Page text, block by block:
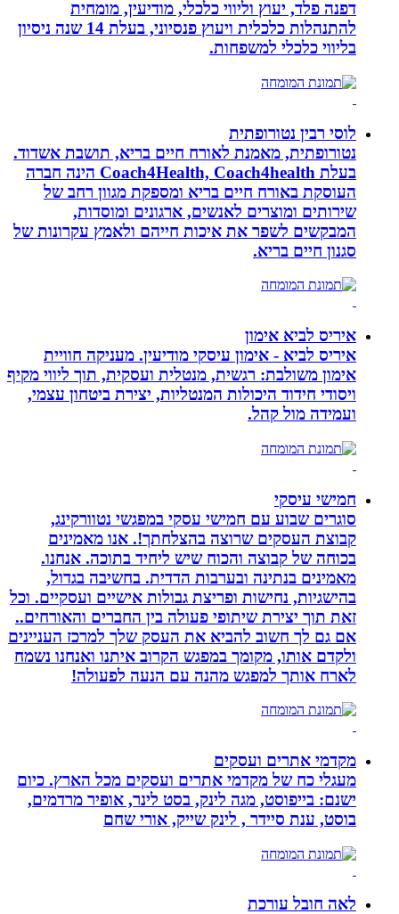
דפנה פלד, יעוץ וליווי כלכלי, מודיעין, מומחית
להתנהלות כלכלית ויעוץ פנסיוני, בעלת 14 שנה ניסיון
בליווי כלכלי למשפחות.
לוסי רבין נטורופתית
נטורופתית, מאמנת לאורח חיים בריא, תושבת אשדוד.
בעלת Coach4Health, Coach4health הינה חברה
העוסקת באורח חיים בריא ומספקת מגוון רחב של
שירותים ומוצרים לאנשים, ארגונים ומוסדות,
המבקשים לשפר את איכות חייהם ולאמץ עקרונות של
סגנון חיים בריא.
איריס לביא אימון
איריס לביא - אימון עיסקי מודיעין. מעניקה חוויית
אימון משולבת: רגשית, מנטלית ועסקית, תוך ליווי מקיף
ויסודי חידוד היכולות המנטליות, יצירת ביטחון עצמי,
ועמידה מול קהל.
חמישי עיסקי
סוגרים שבוע עם חמישי עסקי במפגשי נטוורקינג,
קבוצת העסקים שרוצה בהצלחתך!. אנו מאמינים
בכוחה של קבוצה והכוח שיש ליחיד בתוכה. אנחנו.
מאמינים בנתינה ובערבות הדדית. בחשיבה בגדול,
בהישגיות, נחישות ופריצת גבולות אישיים ועסקיים. וכל
זאת תוך יצירת שיתופי פעולה בין החברים והאורחים..
אם גם לך חשוב להביא את העסק שלך למרכז העניינים
ולקדם אותו, מקומך במפגש הקרוב איתנו ואנחנו נשמח
לארח אותך למפגש מהנה עם הנעה לפעולה!
מקדמי אתרים ועסקים
מעגלי כח של מקדמי אתרים ועסקים מכל הארץ. כיום
ישנם: בייפוסט, מגה לינק, בסט לינר, אופיר מרדמים,
בוסט, ענת סיידר , לינק שייק, אורי שחם
לאה חובל עורכת